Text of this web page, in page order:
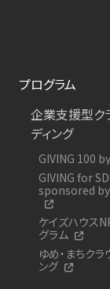
プログラム
企業支援型ク
ディング
GIVING 100
GIVING for
sponsored by
ケイズハウス
グラム
ゆめ・まちクラ
ング